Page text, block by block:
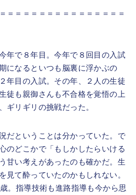
＝＝＝＝＝＝＝＝＝＝＝＝＝＝＝
年で８年目。今年で８回目の入試
になるといつも脳裏に浮かぶの
年目の入試。その年、２人の生徒
徒も親御さんも不合格を覚悟の上
ギリギリの挑戦だった。
だということは分かっていた。で
のどこかで「もしかしたらいける
甘い考えがあったのも確かだ。生
見て酔っていたのかもしれない。
。指導技術も進路指導も今から思